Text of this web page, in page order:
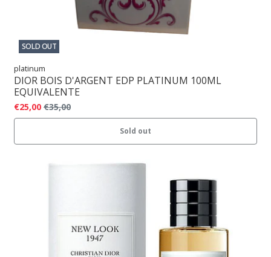
SOLD OUT
platinum
DIOR BOIS D'ARGENT EDP PLATINUM 100ML
EQUIVALENTE
€25,00 €35,00
Sold out